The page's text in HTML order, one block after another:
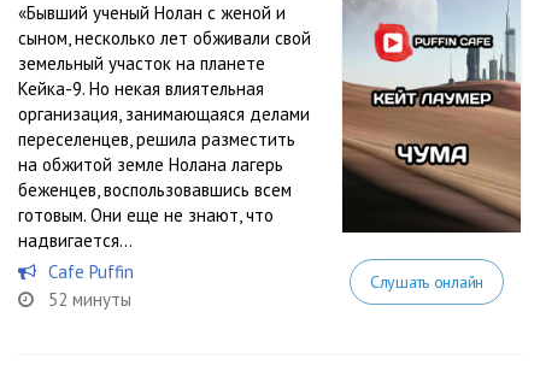
«Бывший ученый Нолан с женой и
сыном, несколько лет обживали свой
земельный участок на планете
Кейка-9. Но некая влиятельная
организация, занимающаяся делами
переселенцев, решила разместить
на обжитой земле Нолана лагерь
беженцев, воспользовавшись всем
готовым. Они еще не знают, что
надвигается...
Cafe Puffin
52 минуты
Слушать онлайн